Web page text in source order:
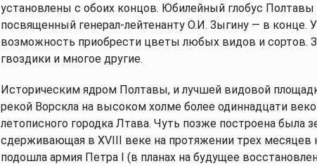
установлены с обоих концов. Юбилейный глобус Полтавы
посвященный генерал-лейтенанту О.И. Зыгину — в конце.
возможность приобрести цветы любых видов и сортов.
гвоздики и многое другие.
Историческим ядром Полтавы, и лучшей видовой
рекой Ворскла на высоком холме более одиннадцати
летописного городка Лтава. Чуть позже построена была
сдерживающая в ХVІІІ веке на протяжении трех месяцев
подошла армия Петра I (в планах на будущее